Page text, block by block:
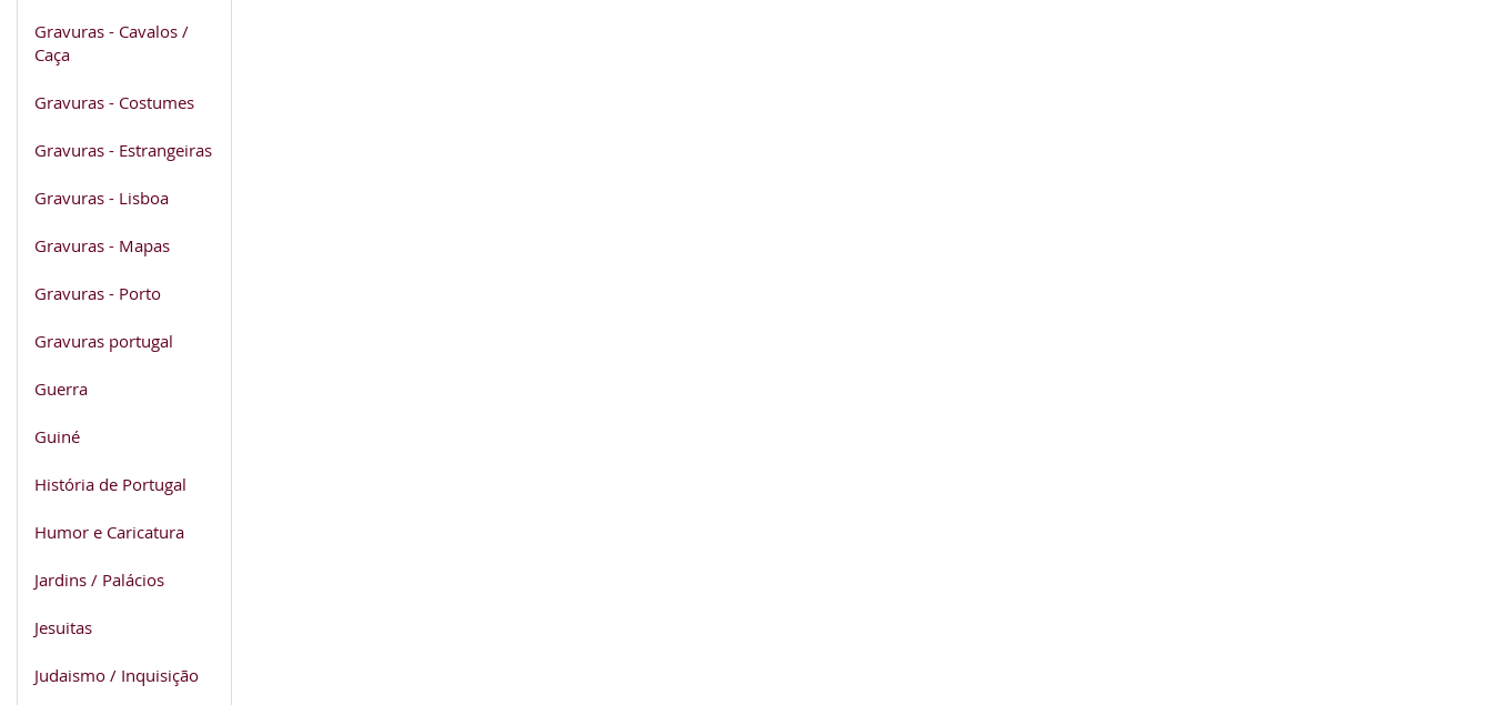
Gravuras - Cavalos /
Caça
Gravuras - Costumes
Gravuras - Estrangeiras
Gravuras - Lisboa
Gravuras - Mapas
Gravuras - Porto
Gravuras portugal
Guerra
Guiné
História de Portugal
Humor e Caricatura
Jardins / Palácios
Jesuitas
Judaismo / Inquisição